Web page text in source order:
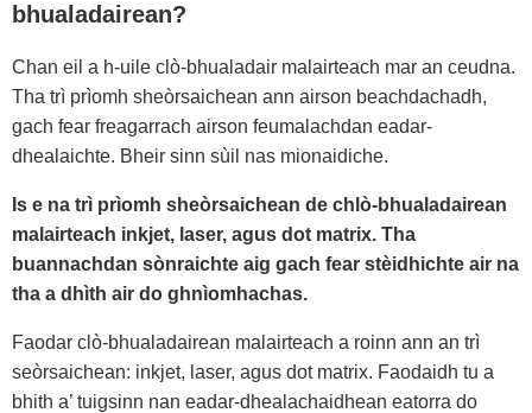
bhualadairean?
Chan eil a h-uile clò-bhualadair malairteach mar an ceudna.
Tha trì prìomh sheòrsaichean ann airson beachdachadh,
gach fear freagarrach airson feumalachdan eadar-
dhealaichte. Bheir sinn sùil nas mionaidiche.
Is e na trì prìomh sheòrsaichean de chlò-bhualadairean
malairteach inkjet, laser, agus dot matrix. Tha
buannachdan sònraichte aig gach fear stèidhichte air na
tha a dhìth air do ghnìomhachas.
Faodar clò-bhualadairean malairteach a roinn ann an trì
seòrsaichean: inkjet, laser, agus dot matrix. Faodaidh tu a
bhith a’ tuigsinn nan eadar-dhealachaidhean eatorra do